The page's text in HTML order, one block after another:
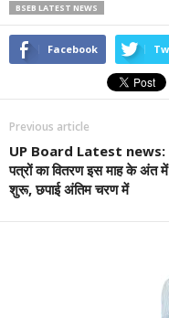
BSEB LATEST NEWS
Facebook
Previous article
UP Board Latest
पत्रों का वितरण इस माह के अंत में
शुरू, छपाई अंतिम चरण में